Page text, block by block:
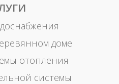
доме
отопления
системы